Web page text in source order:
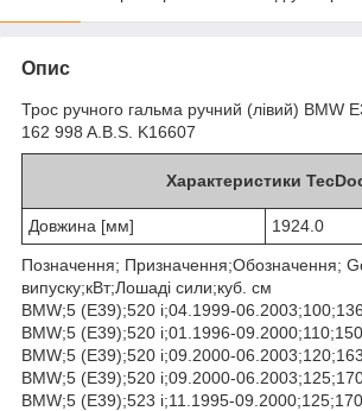
Опис
Трос ручного гальма ручний (лівий) BMW
162 998 A.B.S. K16607
Характеристики
Довжина [мм] 1924.0
Позначення; Призначення;Обозначення;
випуску;кВт;Лошаді сили;куб. см
BMW;5 (E39);520 i;04.1999-
BMW;5 (E39);520 i;01.1996-
BMW;5 (E39);520 i;09.2000-
BMW;5 (E39);520 i;09.2000-
BMW;5 (E39);523 i;11.1995-